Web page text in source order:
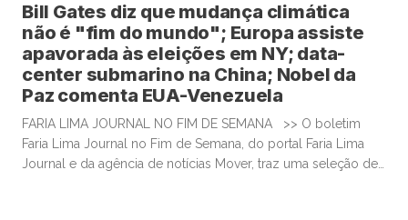
Bill Gates diz que mudança climática
não é "fim do mundo"; Europa assiste
apavorada às eleições em NY; data-
center submarino na China; Nobel da
Paz comenta EUA-Venezuela
FARIA LIMA JOURNAL NO FIM DE SEMANA >> O boletim
Faria Lima Journal no Fim de Semana, do portal Faria Lima
Journal e da agência de notícias Mover, traz uma seleção de